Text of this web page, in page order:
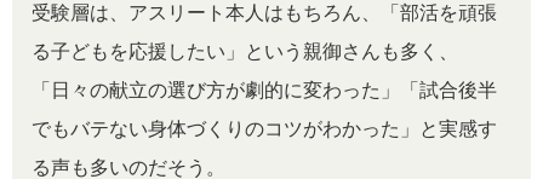
受験層は、アスリート本人はもちろん、「部活を頑張
る子どもを応援したい」という親御さんも多く、
「日々の献立の選び方が劇的に変わった」「試合後半
でもバテない身体づくりのコツがわかった」と実感す
る声も多いのだそう。